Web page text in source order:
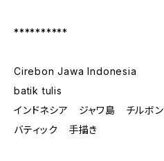
**********
Cirebon Jawa Indonesia
batik tulis
インドネシア ジャワ島 チルボン
バティック 手描き